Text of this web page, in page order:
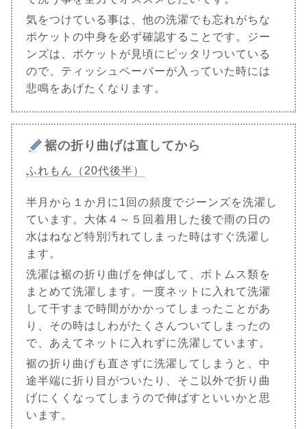
気をつけている事は、他の洗濯でも忘れがちな
ポケットの中身を必ず確認することです。ジー
ンズは、ポケットが見頃にピッタリついている
ので、ティッシュペーパーが入っていた時には
悲鳴をあげたくなります。
裾の折り曲げは直してから
ふれもん（20代後半）
半月から１か月に1回の頻度でジーンズを洗濯し
ています。大体４～５回着用した後で雨の日の
水はねなど特別汚れてしまった時はすぐ洗濯し
ます。
洗濯は裾の折り曲げを伸ばして、ボトムス類を
まとめて洗濯します。一度ネットに入れて洗濯
して干すまで時間がかかってしまったことがあ
り、その時はしわがたくさんついてしまったの
で、あえてネットに入れずに洗濯しています。
裾の折り曲げも直さずに洗濯してしまうと、中
途半端に折り目がついたり、そこ以外で折り曲
げにくくなってしまうので伸ばすといいかと思
います。